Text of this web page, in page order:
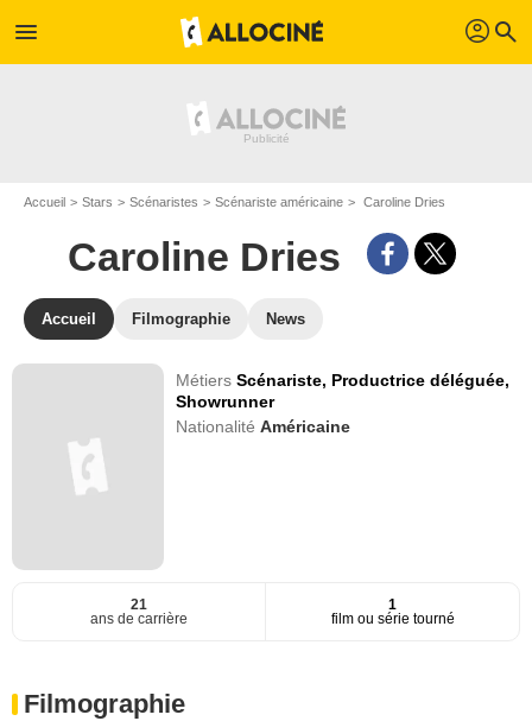
menu profil search
Accueil Stars Scénaristes Scénariste américaine Caroline Dries
Caroline Dries
Accueil Filmographie News
MétiersScénariste, Productrice déléguée,
Showrunner
NationalitéAméricaine
21
ans de carrière
1
film ou série tourné
Filmographie